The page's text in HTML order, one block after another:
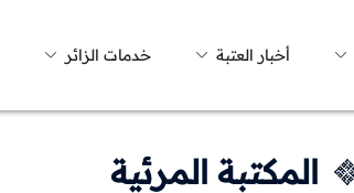
أخبار العتبة خدمات الزائر
المكتبة المرئية